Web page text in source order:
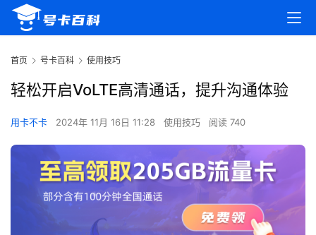
首页 号卡百科 使用技巧
轻松开启VoLTE高清通话，提升沟通体验
用卡不卡 2024年 11月 16日 11:28 使用技巧 阅读 740